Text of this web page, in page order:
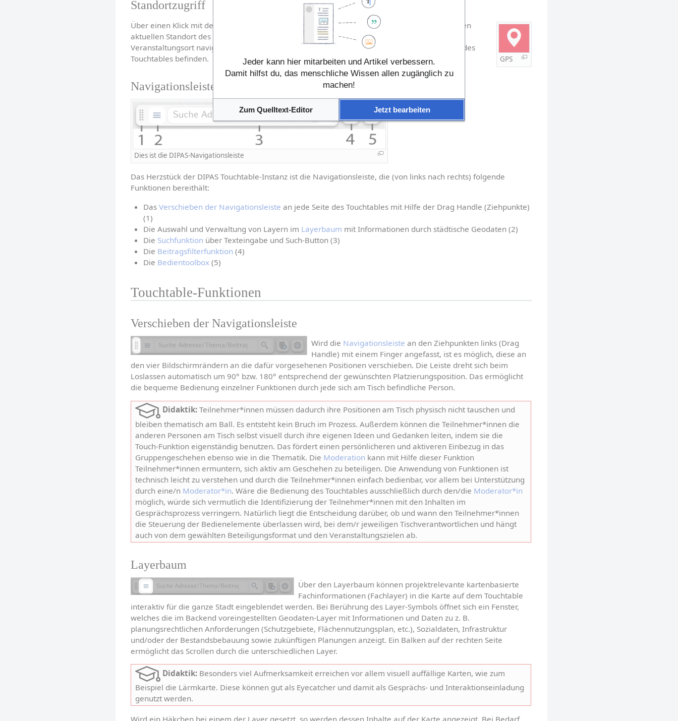
Standortzugriff
GPS
Über einen Klick mit der Fingerspitze auf den Standort-Button wird ein Kartenausschnitt um den
aktuellen Standort des Touchtables angezeigt. So lässt sich ganz einfach zu genau dem
Veranstaltungsort navigieren, an dem sich die Teilnehmer*innen zum Zeitpunkt der Nutzung des
Touchtables befinden.
Navigationsleiste
Dies ist die DIPAS-Navigationsleiste
Das Herzstück der DIPAS Touchtable-Instanz ist die Navigationsleiste, die (von links nach rechts) folgende
Funktionen bereithält:
Das Verschieben der Navigationsleiste an jede Seite des Touchtables mit Hilfe der Drag Handle (Ziehpunkte)
(1)
Die Auswahl und Verwaltung von Layern im Layerbaum mit Informationen durch städtische Geodaten (2)
Die Suchfunktion über Texteingabe und Such-Button (3)
Die Beitragsfilterfunktion (4)
Die Bedientoolbox (5)
Touchtable-Funktionen
Verschieben der Navigationsleiste
Wird die Navigationsleiste an den Ziehpunkten links (Drag
Handle) mit einem Finger angefasst, ist es möglich, diese an
den vier Bildschirmrändern an die dafür vorgesehenen Positionen verschieben. Die Leiste dreht sich beim
Loslassen automatisch um 90° bzw. 180° entsprechend der gewünschten Platzierungsposition. Das ermöglicht
die bequeme Bedienung einzelner Funktionen durch jede sich am Tisch befindliche Person.
Didaktik: Teilnehmer*innen müssen dadurch ihre Positionen am Tisch physisch nicht tauschen und
bleiben thematisch am Ball. Es entsteht kein Bruch im Prozess. Außerdem können die Teilnehmer*innen die
anderen Personen am Tisch selbst visuell durch ihre eigenen Ideen und Gedanken leiten, indem sie die
Touch-Funktion eigenständig benutzen. Das fördert einen persönlicheren und aktiveren Einbezug in das
Gruppengeschehen ebenso wie in die Thematik. Die Moderation kann mit Hilfe dieser Funktion
Teilnehmer*innen ermuntern, sich aktiv am Geschehen zu beteiligen. Die Anwendung von Funktionen ist
technisch leicht zu verstehen und durch die Teilnehmer*innen einfach bedienbar, vor allem bei Unterstützung
durch eine/n Moderator*in. Wäre die Bedienung des Touchtables ausschließlich durch den/die Moderator*in
möglich, würde sich vermutlich die Identifizierung der Teilnehmer*innen mit den Inhalten im
Gesprächsprozess verringern. Natürlich liegt die Entscheidung darüber, ob und wann den Teilnehmer*innen
die Steuerung der Bedienelemente überlassen wird, bei dem/r jeweiligen Tischverantwortlichen und hängt
auch von dem gewählten Beteiligungsformat und den Veranstaltungszielen ab.
Layerbaum
Über den Layerbaum können projektrelevante kartenbasierte
Fachinformationen (Fachlayer) in die Karte auf dem Touchtable
interaktiv für die ganze Stadt eingeblendet werden. Bei Berührung des Layer-Symbols öffnet sich ein Fenster,
welches die im Backend voreingestellten Geodaten-Layer mit Informationen und Daten zu z. B.
planungsrechtlichen Anforderungen (Schutzgebiete, Flächennutzungsplan, etc.), Sozialdaten, Infrastruktur
und/oder der Bestandsbebauung sowie zukünftigen Planungen anzeigt. Ein Balken auf der rechten Seite
ermöglicht das Scrollen durch die unterschiedlichen Layer.
Didaktik: Besonders viel Aufmerksamkeit erreichen vor allem visuell auffällige Karten, wie zum
Beispiel die Lärmkarte. Diese können gut als Eyecatcher und damit als Gesprächs- und Interaktionseinladung
genutzt werden.
Jeder kann hier mitarbeiten und Artikel verbessern.
Damit hilfst du, das menschliche Wissen allen zugänglich zu
machen!
Zum Quelltext-Editor Jetzt bearbeiten